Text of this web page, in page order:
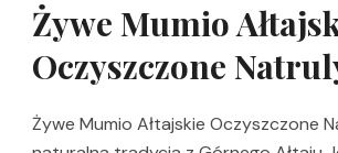
Żywe Mumio
Oczyszczone
Żywe Mumio Ałtajskie Oczyszczone